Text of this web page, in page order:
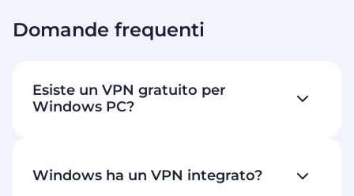
Domande frequenti
Esiste un VPN gratuito per
Windows PC?
Windows ha un VPN integrato?